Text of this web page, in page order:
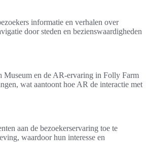
informatie en verhalen over
door steden en bezienswaardigheden
Museum en de AR-ervaring in Folly Farm
wat aantoont hoe AR de interactie met
aan de bezoekerservaring toe te
waardoor hun interesse en